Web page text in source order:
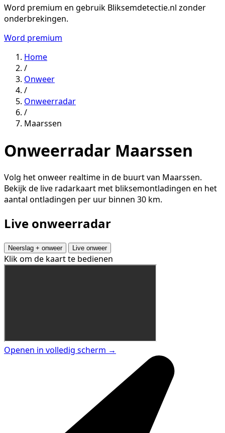
Word premium en gebruik Bliksemdetectie.nl zonder
onderbrekingen.
Word premium
Home
/
Onweer
/
Onweerradar
/
Maarssen
Onweerradar Maarssen
Volg het onweer realtime in de buurt van Maarssen.
Bekijk de live radarkaart met bliksemontladingen en het
aantal ontladingen per uur binnen 30 km.
Live onweerradar
Neerslag + onweer Live onweer
Klik om de kaart te bedienen
Openen in volledig scherm →